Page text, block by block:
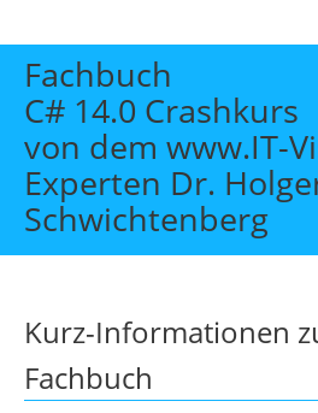
Start
Themen
Individuelle Schulungen
Offene Seminare
Fachbuch
C# 14.0 Crashkurs
von dem www.IT-
Experten Dr.
Schwichtenberg
Kurz-Informationen
Fachbuch